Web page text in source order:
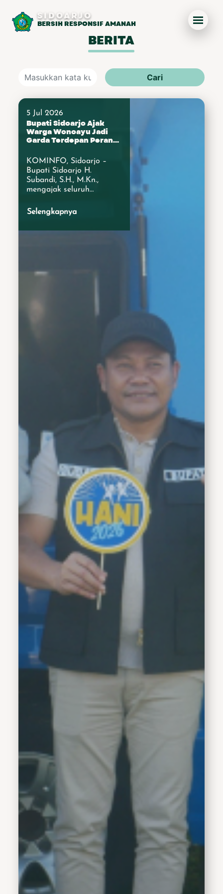
SIDOARJO
BERSIH RESPONSIF AMANAH
BERITA
Cari
5 Jul 2026
Bupati Sidoarjo Ajak
Warga Wonoayu Jadi
Garda Terdepan Perangi
Peringatan HANI 2026
KOMINFO, Sidoarjo –
Bupati Sidoarjo H.
Subandi, S.H., M.Kn.,
mengajak seluruh
garda terdepan dalam
mencegah
P4GN dan Jalan Sehat
tersebut dihadiri Kepala
BNN Kabupaten Sidoarjo
Soegeng Soesanto, S.H.,
Anwar, Kepala Desa
S.H., Kapolsek Wonoayu,
Danramil Wonoayu, serta
jajaran Forkopimka
Wonoayu.Dalam
sambutannya, Bupati
Subandi menyampaikan
apresiasi kepada BNN
Kabupaten Sidoarjo dan
Bakesbangpol Kabupaten
Sidoarjo atas sinergi
dalam menyelenggarakan
kegiatan yang bertujuan
meningkatkan kesadaran
masyarakat terhadap
bahaya narkoba."Atas
nama Pemerintah
Kabupaten Sidoarjo, saya
yang setinggi-tingginya
bersinergi dengan
Bakesbangpol Kabupaten
Sidoarjo dalam
Sidoarjo dari bahaya
menegaskan bahwa
pemberantasan narkoba
penegak hukum.
Menurutnya, keberhasilan
P4GN membutuhkan
keterlibatan seluruh
elemen masyarakat, mulai
dari lingkungan keluarga
hingga tingkat RT, RW,
desa, dan pemerintah
daerah."Narkoba menjadi
musuh nyata yang
merusak masa depan
bangsa. Pencegahan tidak
Selengkapnya